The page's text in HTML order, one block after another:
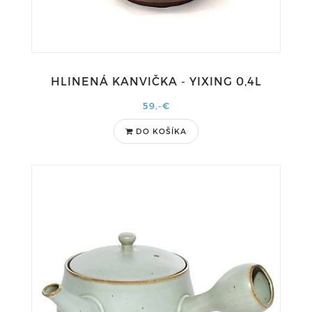
HLINENÁ KANVIČKA - YIXING 0,4L
59,-€
DO KOŠÍKA